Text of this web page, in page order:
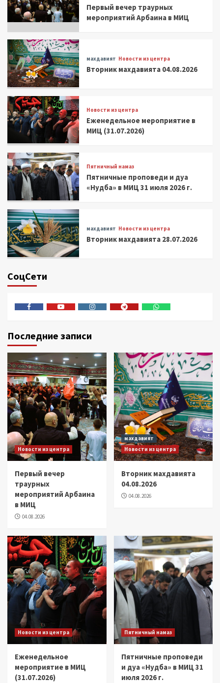
Первый вечер траурных
мероприятий Арбаина в МИЦ
махдавият Новости из центра
Вторник махдавията 04.08.2026
Новости из центра
Еженедельное мероприятие в
МИЦ (31.07.2026)
Пятничный намаз
Пятничные проповеди и дуа
«Нудба» в МИЦ 31 июля 2026 г.
махдавият Новости из центра
Вторник махдавията 28.07.2026
СоцСети
Последние записи
Новости из центра
Первый вечер
траурных
мероприятий Арбаина
в МИЦ
04.08.2026
махдавият
Новости из центра
Вторник махдавията
04.08.2026
04.08.2026
Новости из центра
Еженедельное
мероприятие в МИЦ
(31.07.2026)
Пятничный намаз
Пятничные проповеди
и дуа «Нудба» в МИЦ 31
июля 2026 г.